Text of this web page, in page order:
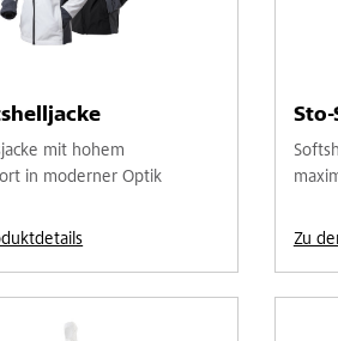
mit hohem
in moderner Optik
Zu